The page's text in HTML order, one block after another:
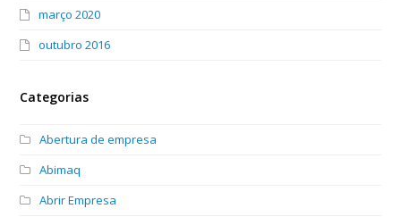
março 2020
outubro 2016
Categorias
Abertura de empresa
Abimaq
Abrir Empresa